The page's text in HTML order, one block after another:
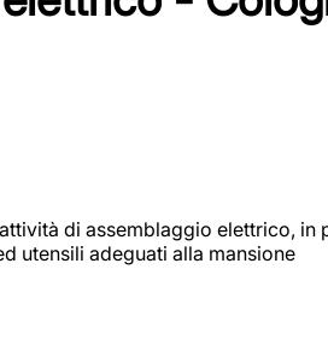
di assemblaggio elettrico,
utensili adeguati alla mansione